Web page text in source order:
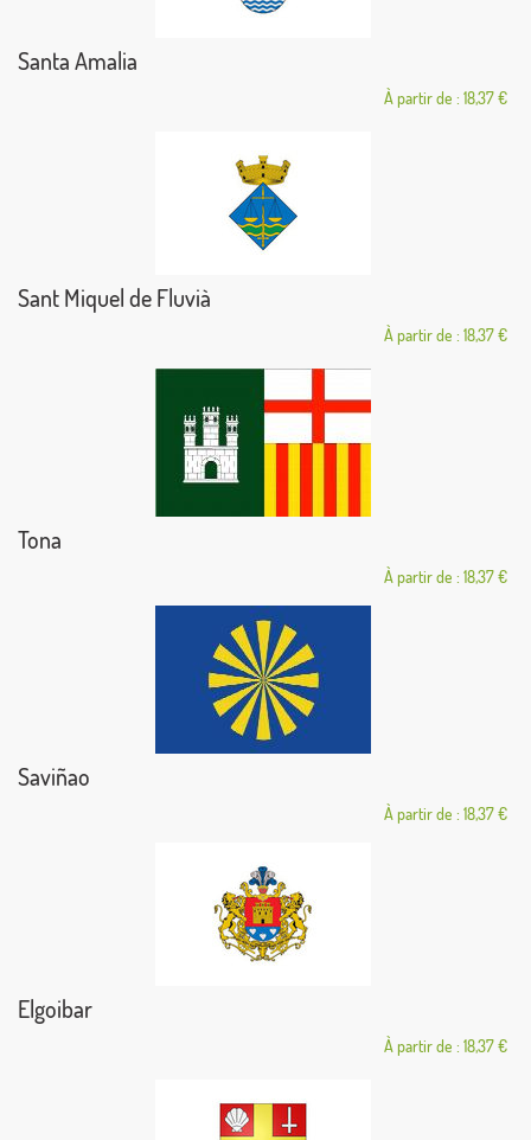
Santa Amalia
À partir de : 18,37 €
Sant Miquel de Fluvià
À partir de : 18,37 €
Tona
À partir de : 18,37 €
Saviñao
À partir de : 18,37 €
Elgoibar
À partir de : 18,37 €